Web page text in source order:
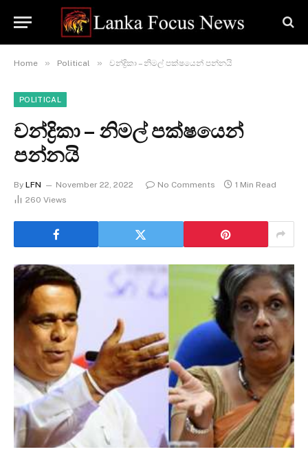
Home » Political » චන්ද්‍රිකා – නිමල් පක්ෂයෙන් පන්නයි
POLITICAL
චන්ද්‍රිකා – නිමල් පක්ෂයෙන්
පන්නයි
By LFN November 22, 2022 No Comments
1 Min Read
260 Views